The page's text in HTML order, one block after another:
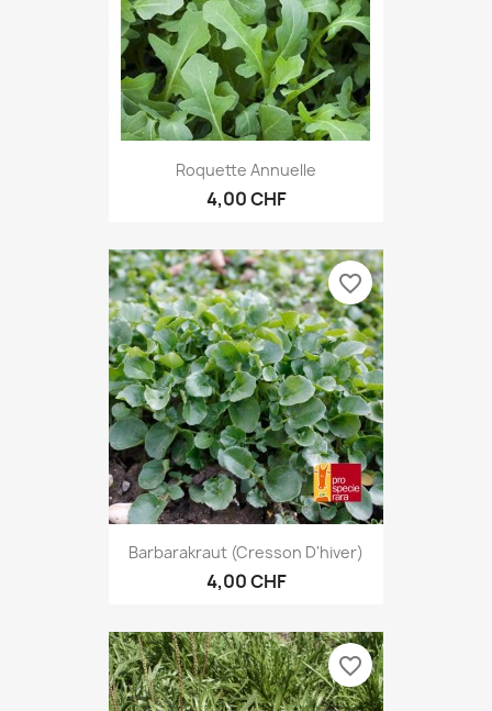
Roquette Annuelle
4,00 CHF
Barbarakraut (Cresson D'hiver)
4,00 CHF
favorite_border
favorite_border